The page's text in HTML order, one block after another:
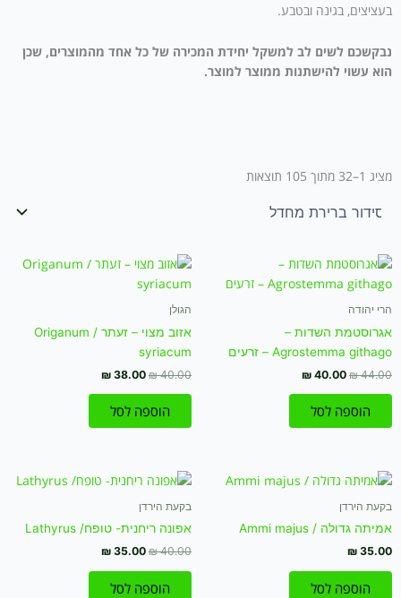
בעציצים, בגינה ובטבע.
נבקשכם לשים לב למשקל יחידת המכירה של כל אחד מהמוצרים, שכן
הוא עשוי להישתנות ממוצר למוצר.
מציג 1–32 מתוך 105 תוצאות
הרי יהודה
אגרוסטמת השדות –
Agrostemma githago – זרעים
₪44.00
המחיר
היה:
₪ 40.00
המחיר
הוא:
הוספה לסל
הגולן
אזוב מצוי – זעתר / Origanum
syriacum
₪40.00
המחיר
היה:
₪ 38.00
המחיר
הוספה לסל
בקעת הירדן
אמיתה גדולה / Ammi majus
₪ 35.00
הוספה לסל
בקעת הירדן
אפונה ריחנית- טופח/ Lathyrus
₪40.00
המחיר
היה:
₪ 35.00
המחיר
הנוכחי
הוספה לסל